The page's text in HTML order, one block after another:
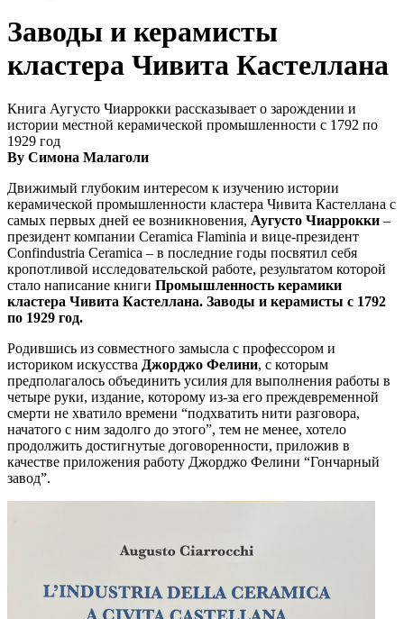
Заводы и керамисты
кластера Чивита Кастеллана
Книга Аугусто Чиаррокки рассказывает о зарождении и
истории местной керамической промышленности с 1792 по
1929 год
By Симона Малаголи
Движимый глубоким интересом к изучению истории
керамической промышленности кластера Чивита Кастеллана с
самых первых дней ее возникновения, Аугусто Чиаррокки –
президент компании Ceramica Flaminia и вице-президент
Confindustria Ceramica – в последние годы посвятил себя
кропотливой исследовательской работе, результатом которой
стало написание книги Промышленность керамики
кластера Чивита Кастеллана. Заводы и керамисты с 1792
по 1929 год.
Родившись из совместного замысла с профессором и
историком искусства Джорджо Фелини, с которым
предполагалось объединить усилия для выполнения работы в
четыре руки, издание, которому из-за его преждевременной
смерти не хватило времени “подхватить нити разговора,
начатого с ним задолго до этого”, тем не менее, хотело
продолжить достигнутые договоренности, приложив в
качестве приложения работу Джорджо Фелини “Гончарный
завод”.